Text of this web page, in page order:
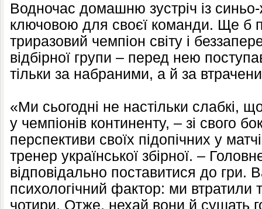
Водночас домашню зустріч із
ключовою для своєї команди. Ще б
триразовий чемпіон світу і
відбірної групи – перед нею
тільки за набраними, а й за
«Ми сьогодні не настільки слабкі,
у чемпіонів континенту, – зі свого
перспективи своїх підопічних у
тренер української збірної. –
відповідально поставитися до гри.
психологічний фактор: ми втратили
чотири. Отже, нехай вони й сушать